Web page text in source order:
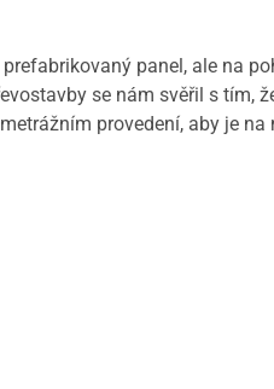
panel, ale na
se nám svěřil s tím,
provedení, aby je